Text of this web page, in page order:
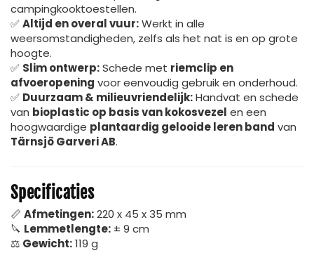
campingkooktoestellen.
✅Altijd en overal vuur:Werkt in alle
weersomstandigheden, zelfs als het nat is en op grote
hoogte.
✅ Slim ontwerp:Schede met riemclip en
afvoeropening voor eenvoudig gebruik en onderhoud.
✅ Duurzaam & milieuvriendelijk:Handvat en schede
van bioplastic op basis van kokosvezel en een
hoogwaardige plantaardig gelooide leren band van
Tärnsjö Garveri AB.
Specificaties
📏 Afmetingen:220 x 45 x 35 mm
🔪 Lemmetlengte: ± 9 cm
⚖ Gewicht:119 g